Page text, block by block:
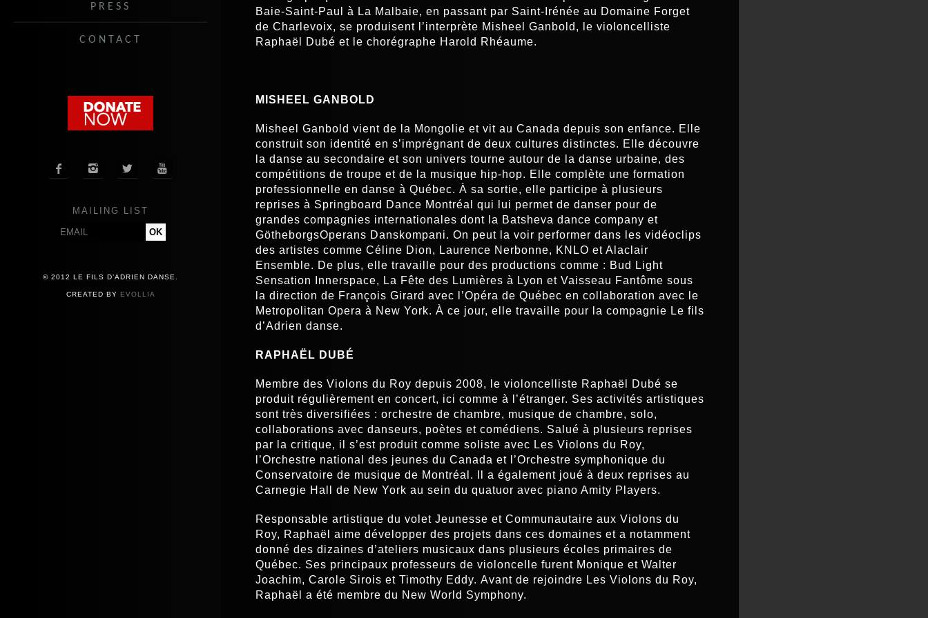
PRESS
CONTACT
   
MAILING LIST
© 2012 LE FILS D’ADRIEN DANSE.
CREATED BY EVOLLIA
Baie-Saint-Paul à La Malbaie, en passant par Saint-Irénée au Domaine Forget
de Charlevoix, se produisent l’interprète Misheel Ganbold, le violoncelliste
Raphaël Dubé et le chorégraphe Harold Rhéaume.
MISHEEL GANBOLD
Misheel Ganbold vient de la Mongolie et vit au Canada depuis son enfance. Elle
construit son identité en s’imprégnant de deux cultures distinctes. Elle découvre
la danse au secondaire et son univers tourne autour de la danse urbaine, des
compétitions de troupe et de la musique hip-hop. Elle complète une formation
professionnelle en danse à Québec. À sa sortie, elle participe à plusieurs
reprises à Springboard Dance Montréal qui lui permet de danser pour de
grandes compagnies internationales dont la Batsheva dance company et
GötheborgsOperans Danskompani. On peut la voir performer dans les vidéoclips
des artistes comme Céline Dion, Laurence Nerbonne, KNLO et Alaclair
Ensemble. De plus, elle travaille pour des productions comme : Bud Light
Sensation Innerspace, La Fête des Lumières à Lyon et Vaisseau Fantôme sous
la direction de François Girard avec l’Opéra de Québec en collaboration avec le
Metropolitan Opera à New York. À ce jour, elle travaille pour la compagnie Le fils
d’Adrien danse.
RAPHAËL DUBÉ
Membre des Violons du Roy depuis 2008, le violoncelliste Raphaël Dubé se
produit régulièrement en concert, ici comme à l’étranger. Ses activités artistiques
sont très diversifiées : orchestre de chambre, musique de chambre, solo,
collaborations avec danseurs, poètes et comédiens. Salué à plusieurs reprises
par la critique, il s’est produit comme soliste avec Les Violons du Roy,
l’Orchestre national des jeunes du Canada et l’Orchestre symphonique du
Conservatoire de musique de Montréal. Il a également joué à deux reprises au
Carnegie Hall de New York au sein du quatuor avec piano Amity Players.
Responsable artistique du volet Jeunesse et Communautaire aux Violons du
Roy, Raphaël aime développer des projets dans ces domaines et a notamment
donné des dizaines d’ateliers musicaux dans plusieurs écoles primaires de
Québec. Ses principaux professeurs de violoncelle furent Monique et Walter
Joachim, Carole Sirois et Timothy Eddy. Avant de rejoindre Les Violons du Roy,
Raphaël a été membre du New World Symphony.